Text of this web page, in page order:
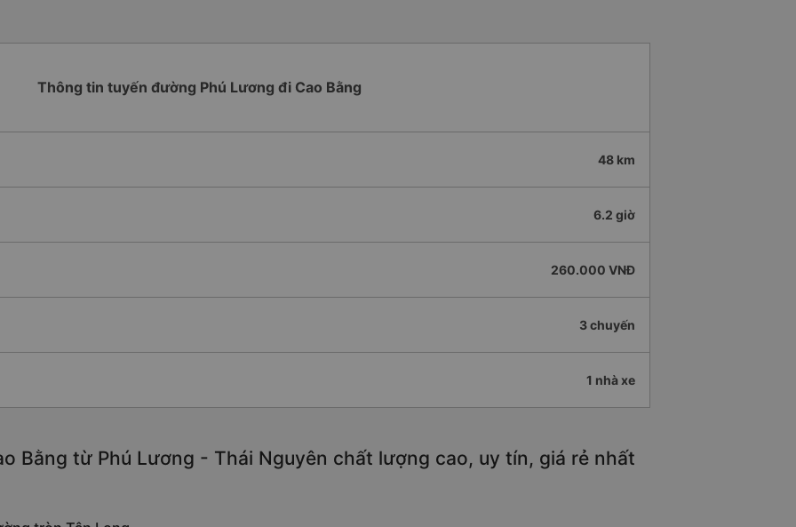
Thông tin tuyến đường Phú Lương đi Cao Bằng
48 km
6.2 giờ
260.000 VNĐ
3 chuyến
1 nhà xe
Bằng từ Phú Lương - Thái Nguyên chất lượng cao, uy tín, giá rẻ nhất